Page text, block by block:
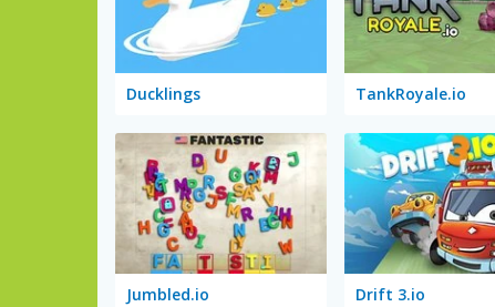
Ducklings TankRoyale.io
Jumbled.io Drift 3.io